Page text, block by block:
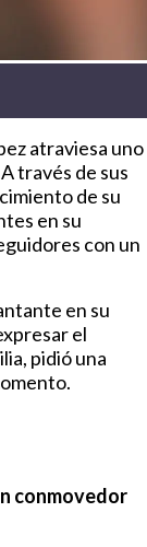
atraviesa uno
través de sus
de su
en su
con un
en su
el
pidió una
conmovedor